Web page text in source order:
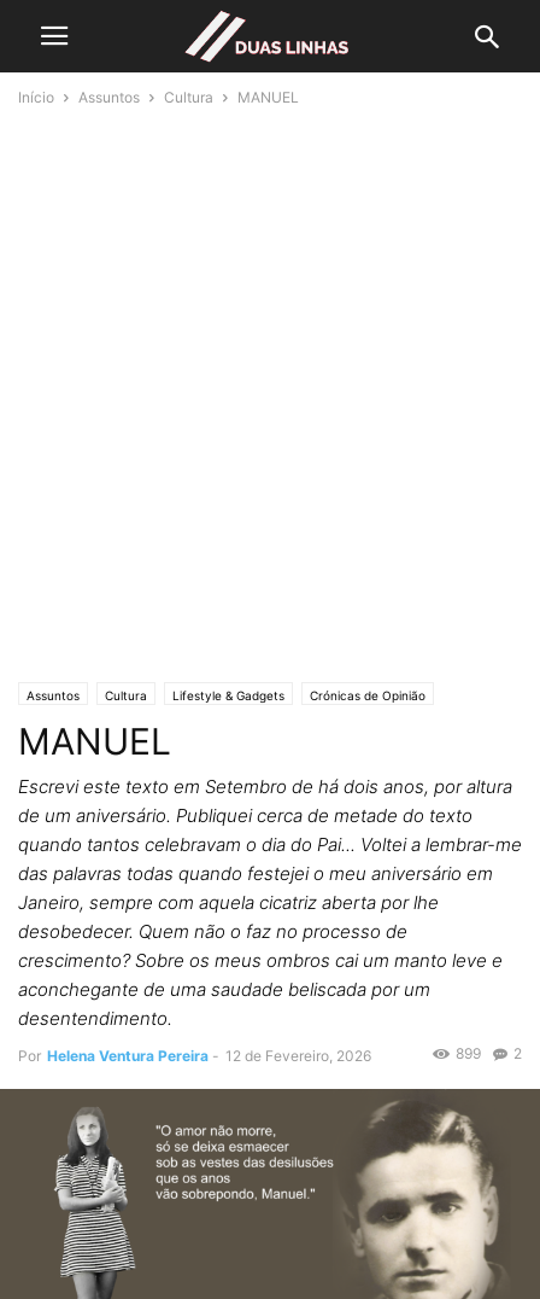
Início Assuntos Cultura MANUEL
Assuntos Cultura Lifestyle & Gadgets Crónicas de Opinião
O QUE DIZ HELENA
MANUEL
Escrevi este texto em Setembro de há dois anos, por altura
de um aniversário. Publiquei cerca de metade do texto
quando tantos celebravam o dia do Pai... Voltei a lembrar-me
das palavras todas quando festejei o meu aniversário em
Janeiro, sempre com aquela cicatriz aberta por lhe
desobedecer. Quem não o faz no processo de
crescimento? Sobre os meus ombros cai um manto leve e
aconchegante de uma saudade beliscada por um
desentendimento.
Por Helena Ventura Pereira - 12 de Fevereiro, 2026 2
899